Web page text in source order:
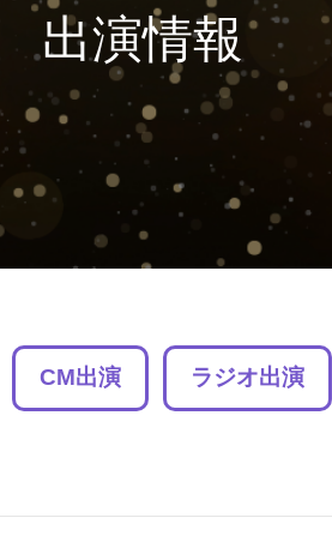
出演情報
CM出演 ラジオ出演